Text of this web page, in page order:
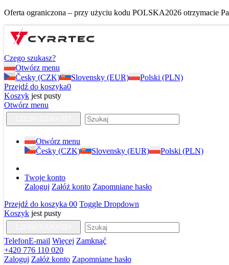
Oferta ograniczona – przy użyciu kodu POLSKA2026 otrzymacie
Czego szukasz?
Otwórz menu
Česky (CZK)
Slovensky (EUR)
Polski (PLN)
Przejdź do koszyka0
Koszyk jest pusty
Otwórz menu
Otwórz menu
Česky (CZK)
Slovensky (EUR) Polski (PLN)
Twoje konto
Zaloguj Załóż konto Zapomniane hasło
Przejdź do koszyka 00 Toggle Dropdown
Koszyk jest pusty
TelefonE-mail Więcej Zamknąć
+420 776 110 020
Zaloguj Załóż konto Zapomniane hasło